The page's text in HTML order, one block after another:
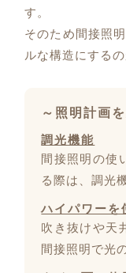
す。
そのため間接照
ルな構造にする
～照明計画
調光機能
間接照明の使
る際は、調光
ハイパワーを
吹き抜けや天
間接照明で光